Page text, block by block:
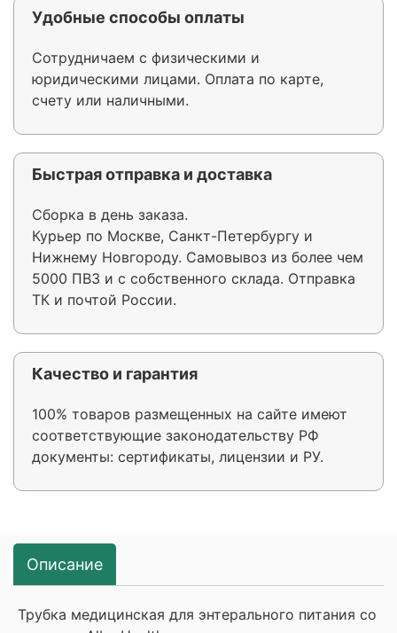
Удобные способы оплаты
Сотрудничаем с физическими и
юридическими лицами. Оплата по карте,
счету или наличными.
Быстрая отправка и доставка
Сборка в день заказа.
Курьер по Москве, Санкт-Петербургу и
Нижнему Новгороду. Самовывоз из более чем
5000 ПВЗ и с собственного склада. Отправка
ТК и почтой России.
Качество и гарантия
100% товаров размещенных на сайте имеют
соответствующие законодательству РФ
документы: сертификаты, лицензии и РУ.
Описание
Трубка медицинская для энтерального питания со